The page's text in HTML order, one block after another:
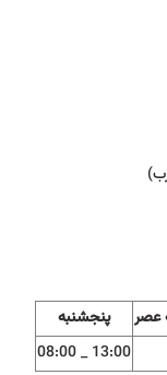
عصر
پنجشنبه
13:00 _ 08:00